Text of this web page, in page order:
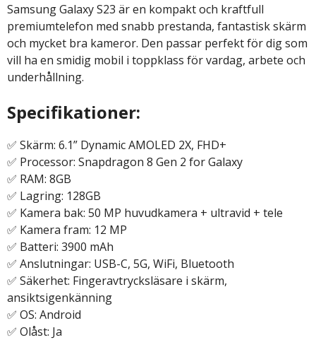
Samsung Galaxy S23 är en kompakt och kraftfull
premiumtelefon med snabb prestanda, fantastisk skärm
och mycket bra kameror. Den passar perfekt för dig som
vill ha en smidig mobil i toppklass för vardag, arbete och
underhållning.
Specifikationer:
✅ Skärm: 6.1” Dynamic AMOLED 2X, FHD+
✅ Processor: Snapdragon 8 Gen 2 for Galaxy
✅ RAM: 8GB
✅ Lagring: 128GB
✅ Kamera bak: 50 MP huvudkamera + ultravid + tele
✅ Kamera fram: 12 MP
✅ Batteri: 3900 mAh
✅ Anslutningar: USB-C, 5G, WiFi, Bluetooth
✅ Säkerhet: Fingeravtrycksläsare i skärm,
ansiktsigenkänning
✅ OS: Android
✅ Olåst: Ja